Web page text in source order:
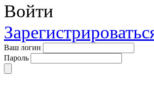
Войти
Ваш логин
Пароль